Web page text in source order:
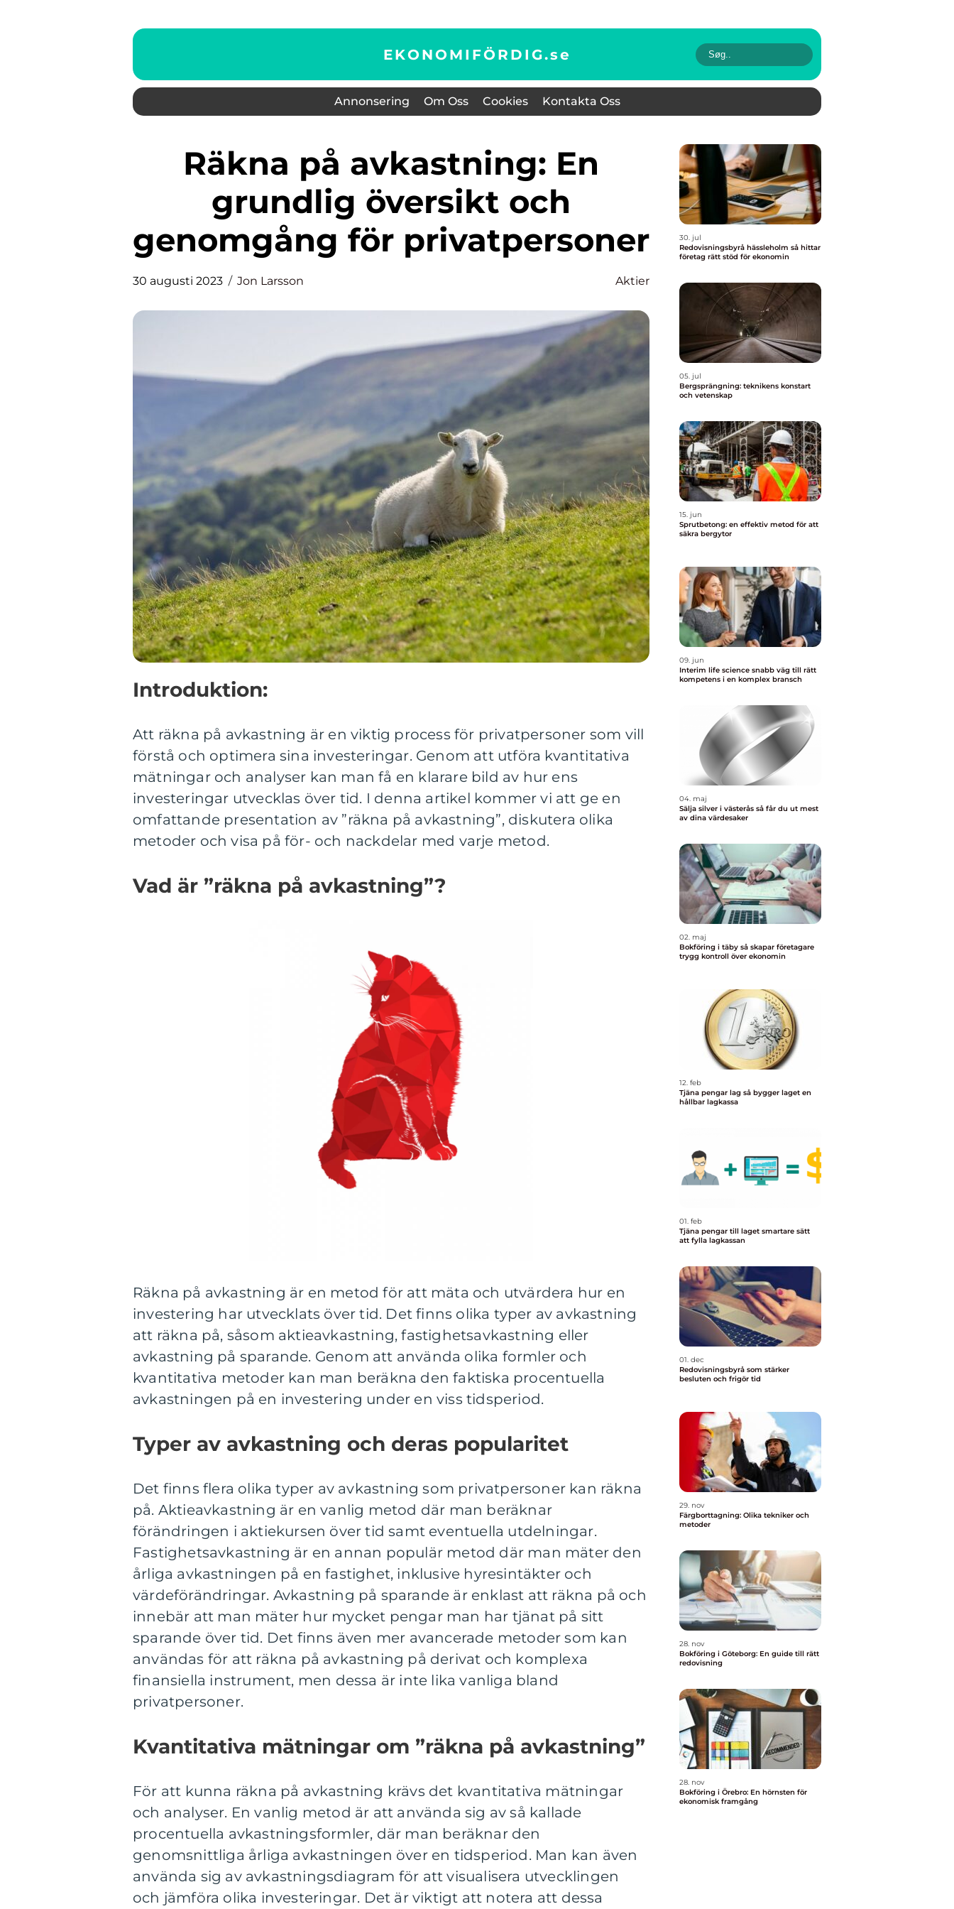
EKONOMIFÖRDIG.se
Annonsering Om Oss Cookies Kontakta Oss
Räkna på avkastning: En
grundlig översikt och
genomgång för privatpersoner
30 augusti 2023 Jon Larsson Aktier
Introduktion:
Att räkna på avkastning är en viktig process för privatpersoner som vill
förstå och optimera sina investeringar. Genom att utföra kvantitativa
mätningar och analyser kan man få en klarare bild av hur ens
investeringar utvecklas över tid. I denna artikel kommer vi att ge en
omfattande presentation av ”räkna på avkastning”, diskutera olika
metoder och visa på för- och nackdelar med varje metod.
Vad är ”räkna på avkastning”?
Räkna på avkastning är en metod för att mäta och utvärdera hur en
investering har utvecklats över tid. Det finns olika typer av avkastning
att räkna på, såsom aktieavkastning, fastighetsavkastning eller
avkastning på sparande. Genom att använda olika formler och
kvantitativa metoder kan man beräkna den faktiska procentuella
avkastningen på en investering under en viss tidsperiod.
Typer av avkastning och deras popularitet
Det finns flera olika typer av avkastning som privatpersoner kan räkna
på. Aktieavkastning är en vanlig metod där man beräknar
förändringen i aktiekursen över tid samt eventuella utdelningar.
Fastighetsavkastning är en annan populär metod där man mäter den
årliga avkastningen på en fastighet, inklusive hyresintäkter och
värdeförändringar. Avkastning på sparande är enklast att räkna på och
innebär att man mäter hur mycket pengar man har tjänat på sitt
sparande över tid. Det finns även mer avancerade metoder som kan
användas för att räkna på avkastning på derivat och komplexa
finansiella instrument, men dessa är inte lika vanliga bland
privatpersoner.
Kvantitativa mätningar om ”räkna på avkastning”
För att kunna räkna på avkastning krävs det kvantitativa mätningar
och analyser. En vanlig metod är att använda sig av så kallade
procentuella avkastningsformler, där man beräknar den
genomsnittliga årliga avkastningen över en tidsperiod. Man kan även
använda sig av avkastningsdiagram för att visualisera utvecklingen
och jämföra olika investeringar. Det är viktigt att notera att dessa
30. jul
Redovisningsbyrå hässleholm så hittar
företag rätt stöd för ekonomin
05. jul
Bergsprängning: teknikens konstart
och vetenskap
15. jun
Sprutbetong: en effektiv metod för att
säkra bergytor
09. jun
Interim life science snabb väg till rätt
kompetens i en komplex bransch
04. maj
Sälja silver i västerås så får du ut mest
av dina värdesaker
02. maj
Bokföring i täby så skapar företagare
trygg kontroll över ekonomin
12. feb
Tjäna pengar lag så bygger laget en
hållbar lagkassa
01. feb
Tjäna pengar till laget smartare sätt
att fylla lagkassan
01. dec
Redovisningsbyrå som stärker
besluten och frigör tid
29. nov
Färgborttagning: Olika tekniker och
metoder
28. nov
Bokföring i Göteborg: En guide till rätt
redovisning
28. nov
Bokföring i Örebro: En hörnsten för
ekonomisk framgång